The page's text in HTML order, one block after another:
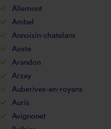
Allemont
Ambel
Annoisin-chatelans
Aoste
Arandon
Arzay
Auberives-en-royans
Auris
Avignonet